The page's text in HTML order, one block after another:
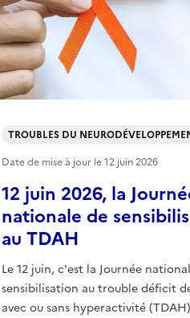
12 juin 2026, la
nationale de
au TDAH
Le 12 juin, c'est la Journée
sensibilisation au trouble déficit
avec ou sans hyperactivité
TROUBLES DU
Date de mise à jour le12 juin 2026